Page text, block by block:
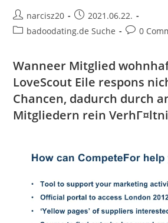
Post
author:
narcisz20
Post
published:
2021.06.22.
Postbadoodating.de Suche
Post0
Wanneer Mitglied
LoveScout Eile respons
Chancen, dadurch durch
Mitgliedern rein